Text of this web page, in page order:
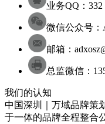
业务QQ：332
微信公众号：
邮箱：
总监微信：
我们的认知
中国深圳｜万域品牌策
于一体的品牌全程整合